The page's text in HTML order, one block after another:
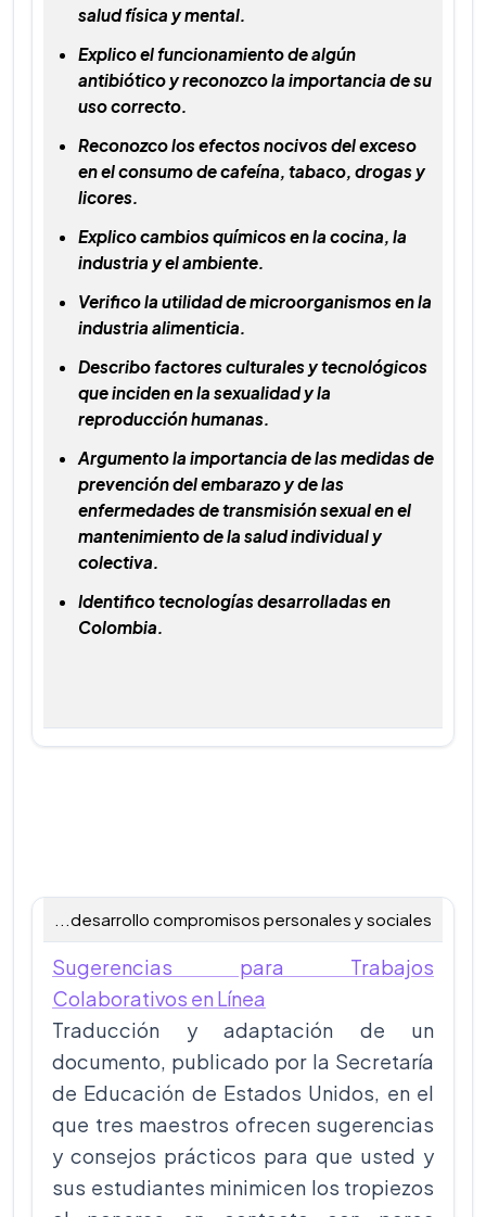
salud física y mental.
Explico el funcionamiento de algún
antibiótico y reconozco la importancia de su
uso correcto.
Reconozco los efectos nocivos del exceso
en el consumo de cafeína, tabaco, drogas y
licores.
Explico cambios químicos en la cocina, la
industria y el ambiente.
Verifico la utilidad de microorganismos en la
industria alimenticia.
Describo factores culturales y tecnológicos
que inciden en la sexualidad y la
reproducción humanas.
Argumento la importancia de las medidas de
prevención del embarazo y de las
enfermedades de transmisión sexual en el
mantenimiento de la salud individual y
colectiva.
Identifico tecnologías desarrolladas en
Colombia.
...desarrollo compromisos personales y sociales
Sugerencias para Trabajos
Colaborativos en Línea
Traducción y adaptación de un
documento, publicado por la Secretaría
de Educación de Estados Unidos, en el
que tres maestros ofrecen sugerencias
y consejos prácticos para que usted y
sus estudiantes minimicen los tropiezos